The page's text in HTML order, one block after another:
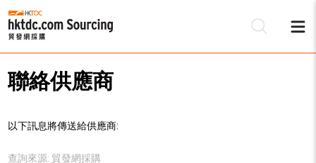
聯絡供應商
以下訊息將傳送給供應商:
查詢來源: 貿發網採購